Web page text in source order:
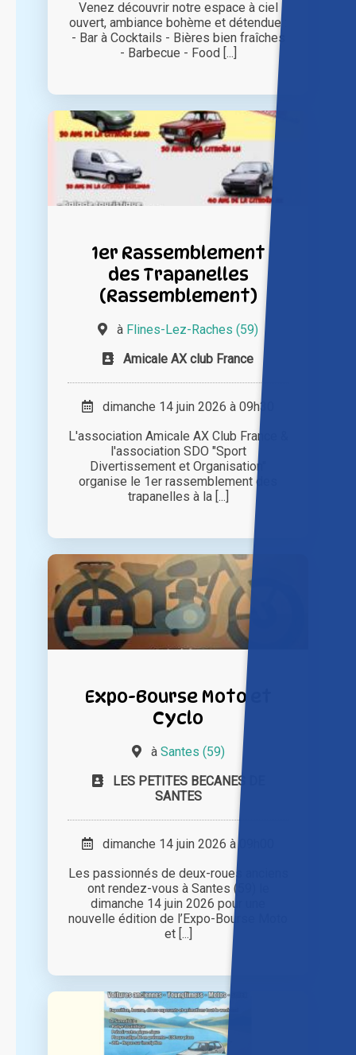
Venez découvrir notre espace à ciel
ouvert, ambiance bohème et détendue :
- Bar à Cocktails - Bières bien fraîches
- Barbecue - Food [...]
1er Rassemblement
des Trapanelles
(Rassemblement)
à Flines-Lez-Raches (59)
Amicale AX club France
dimanche 14 juin 2026 à 09h30
L'association Amicale AX Club France &
l'association SDO "Sport
Divertissement et Organisation"
organise le 1er rassemblement des
trapanelles à la [...]
Expo-Bourse Moto et
Cyclo
à Santes (59)
LES PETITES BECANES DE
SANTES
dimanche 14 juin 2026 à 09h00
Les passionnés de deux-roues anciens
ont rendez-vous à Santes (59) le
dimanche 14 juin 2026 pour une
nouvelle édition de l’Expo-Bourse Moto
et [...]